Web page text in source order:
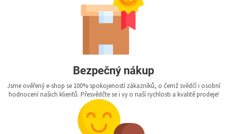
Bezpečný nákup
Jsme ověřený e-shop se 100% spokojeností zákazníků, o čemž svědčí i osobní
hodnocení našich klientů. Přesvědčte se i vy o naší rychlosti a kvalitě prodeje!